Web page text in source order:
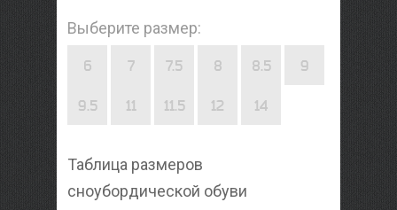
Выберите размер:
6 7 7.5 8 8.5 9
9.5 11 11.5 12 14
Таблица размеров
сноубордической обуви